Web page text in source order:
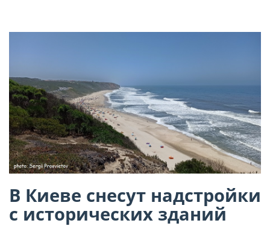
В Киеве снесут надстройки
с исторических зданий